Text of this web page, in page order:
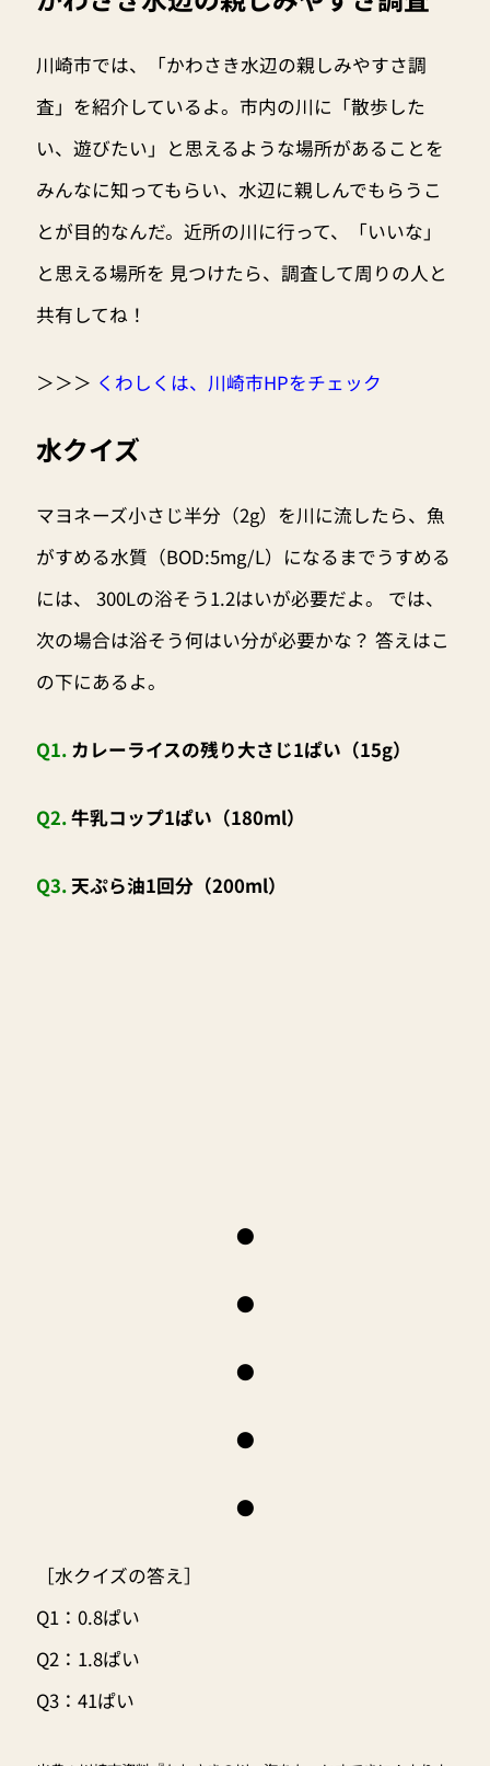
川崎市では、「かわさき水辺の親しみやすさ調
査」を紹介しているよ。市内の川に「散歩した
い、遊びたい」と思えるような場所があることを
みんなに知ってもらい、水辺に親しんでもらうこ
とが目的なんだ。近所の川に行って、「いいな」
と思える場所を 見つけたら、調査して周りの人と
共有してね！
＞＞＞ くわしくは、川崎市HPをチェック
水クイズ
マヨネーズ小さじ半分（2g）を川に流したら、魚
がすめる水質（BOD:5mg/L）になるまでうすめる
には、 300Lの浴そう1.2はいが必要だよ。 では、
次の場合は浴そう何はい分が必要かな？ 答えはこ
の下にあるよ。
Q1. カレーライスの残り大さじ1ぱい（15g）
Q2.牛乳コップ1ぱい（180ml）
Q3. 天ぷら油1回分（200ml）
●
●
●
●
●
［水クイズの答え］
Q1：0.8ぱい
Q2：1.8ぱい
Q3：41ぱい